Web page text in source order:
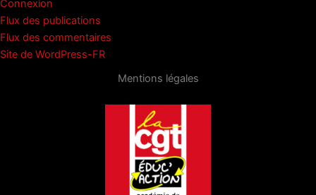
Connexion
Flux des publications
Flux des commentaires
Site de WordPress-FR
Mentions légales